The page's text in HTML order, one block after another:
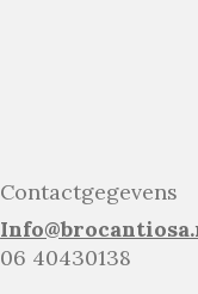
Contactgegevens
06 40430138